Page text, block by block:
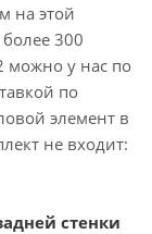
на этой
300
можно у нас по
по
элемент в
не входит:
стенки